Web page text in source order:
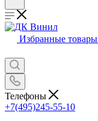
Избранные товары
Телефоны
+7(495)245-55-10